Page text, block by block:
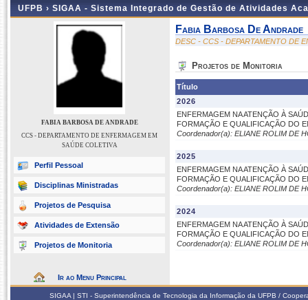
UFPB › SIGAA - Sistema Integrado de Gestão de Atividades
FABIA BARBOSA DE ANDRADE
CCS - DEPARTAMENTO DE ENFERMAGEM EM
SAÚDE COLETIVA
Perfil Pessoal
Disciplinas Ministradas
Projetos de Pesquisa
Atividades de Extensão
Projetos de Monitoria
Ir ao Menu Principal
Fabia Barbosa De Andrade
DESC - CCS - DEPARTAMENTO DE
Projetos de Monitoria
Título
2026
ENFERMAGEM NA ATENÇÃO À
FORMAÇÃO E QUALIFICAÇÃO DO
Coordenador(a): ELIANE ROLIM DE
2025
ENFERMAGEM NA ATENÇÃO À
FORMAÇÃO E QUALIFICAÇÃO DO
Coordenador(a): ELIANE ROLIM DE
2024
ENFERMAGEM NA ATENÇÃO À
FORMAÇÃO E QUALIFICAÇÃO DO
Coordenador(a): ELIANE ROLIM DE
SIGAA | STI - Superintendência de Tecnologia da Informação da UFPB /